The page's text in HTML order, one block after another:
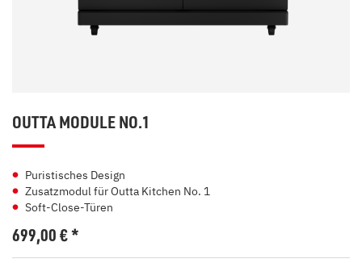
OUTTA MODULE NO.1
Puristisches Design
Zusatzmodul für Outta Kitchen No. 1
Soft-Close-Türen
699,00€*